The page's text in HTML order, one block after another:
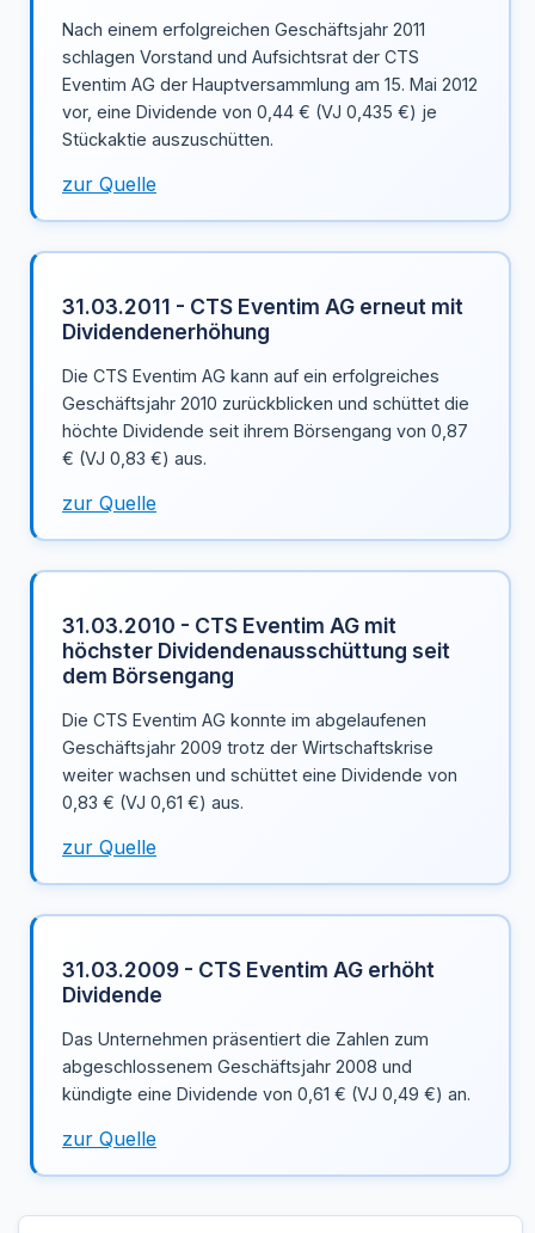
Nach einem erfolgreichen Geschäftsjahr 2011
schlagen Vorstand und Aufsichtsrat der CTS
Eventim AG der Hauptversammlung am 15. Mai 2012
vor, eine Dividende von 0,44 € (VJ 0,435 €) je
Stückaktie auszuschütten.
zur Quelle
31.03.2011 - CTS Eventim AG erneut mit
Dividendenerhöhung
Die CTS Eventim AG kann auf ein erfolgreiches
Geschäftsjahr 2010 zurückblicken und schüttet die
höchte Dividende seit ihrem Börsengang von 0,87
€ (VJ 0,83 €) aus.
zur Quelle
31.03.2010 - CTS Eventim AG mit
höchster Dividendenausschüttung seit
dem Börsengang
Die CTS Eventim AG konnte im abgelaufenen
Geschäftsjahr 2009 trotz der Wirtschaftskrise
weiter wachsen und schüttet eine Dividende von
0,83 € (VJ 0,61 €) aus.
zur Quelle
31.03.2009 - CTS Eventim AG erhöht
Dividende
Das Unternehmen präsentiert die Zahlen zum
abgeschlossenem Geschäftsjahr 2008 und
kündigte eine Dividende von 0,61 € (VJ 0,49 €) an.
zur Quelle